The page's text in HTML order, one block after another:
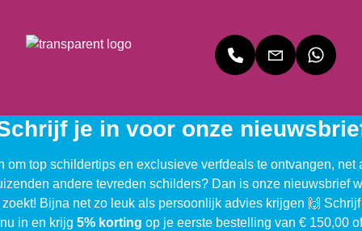
je in voor onze
om top schildertips en exclusieve verfdeals te ontvangen, net
andere tevreden schilders? Dan is onze nieuwsbrief
Bijna net zo leuk als persoonlijk advies krijgen 🙌
nu in en krijg 5% korting op je eerste bestelling van € 150,00 of